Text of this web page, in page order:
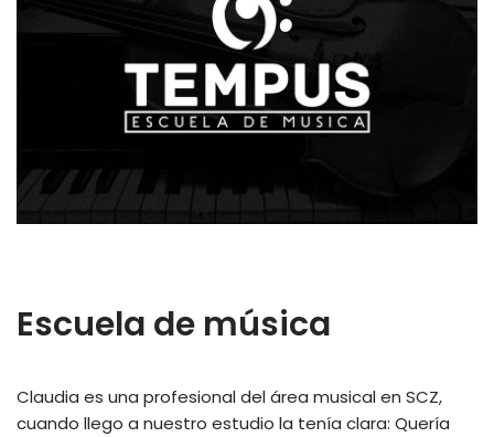
Escuela de música
Claudia es una profesional del área musical en SCZ,
cuando llego a nuestro estudio la tenía clara: Quería